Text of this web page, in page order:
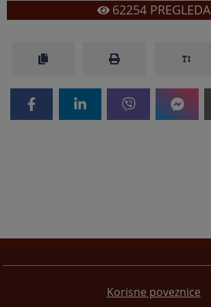
62254PREGLEDA
Korisne poveznice